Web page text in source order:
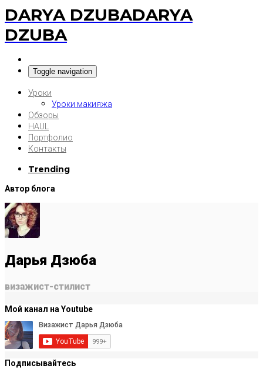
DARYA DZUBADARYA
DZUBA
Toggle navigation
Уроки
Уроки макияжа
Обзоры
HAUL
Портфолио
Контакты
Trending
Автор блога
Дарья Дзюба
визажист-стилист
Мой канал на Youtube
Подписывайтесь